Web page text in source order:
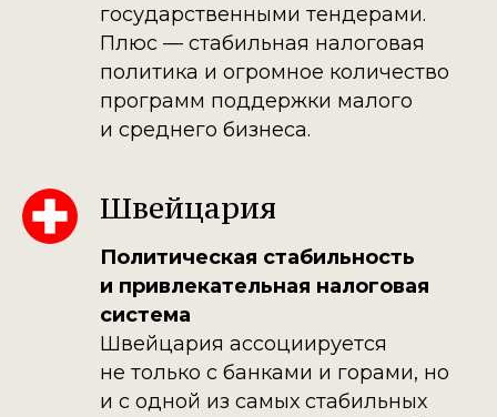
государственными тендерами.
Плюс — стабильная налоговая
политика и огромное количество
программ поддержки малого
и среднего бизнеса.
Швейцария
Политическая стабильность
и привлекательная налоговая
система
Швейцария ассоциируется
не только с банками и горами, но
и с одной из самых стабильных